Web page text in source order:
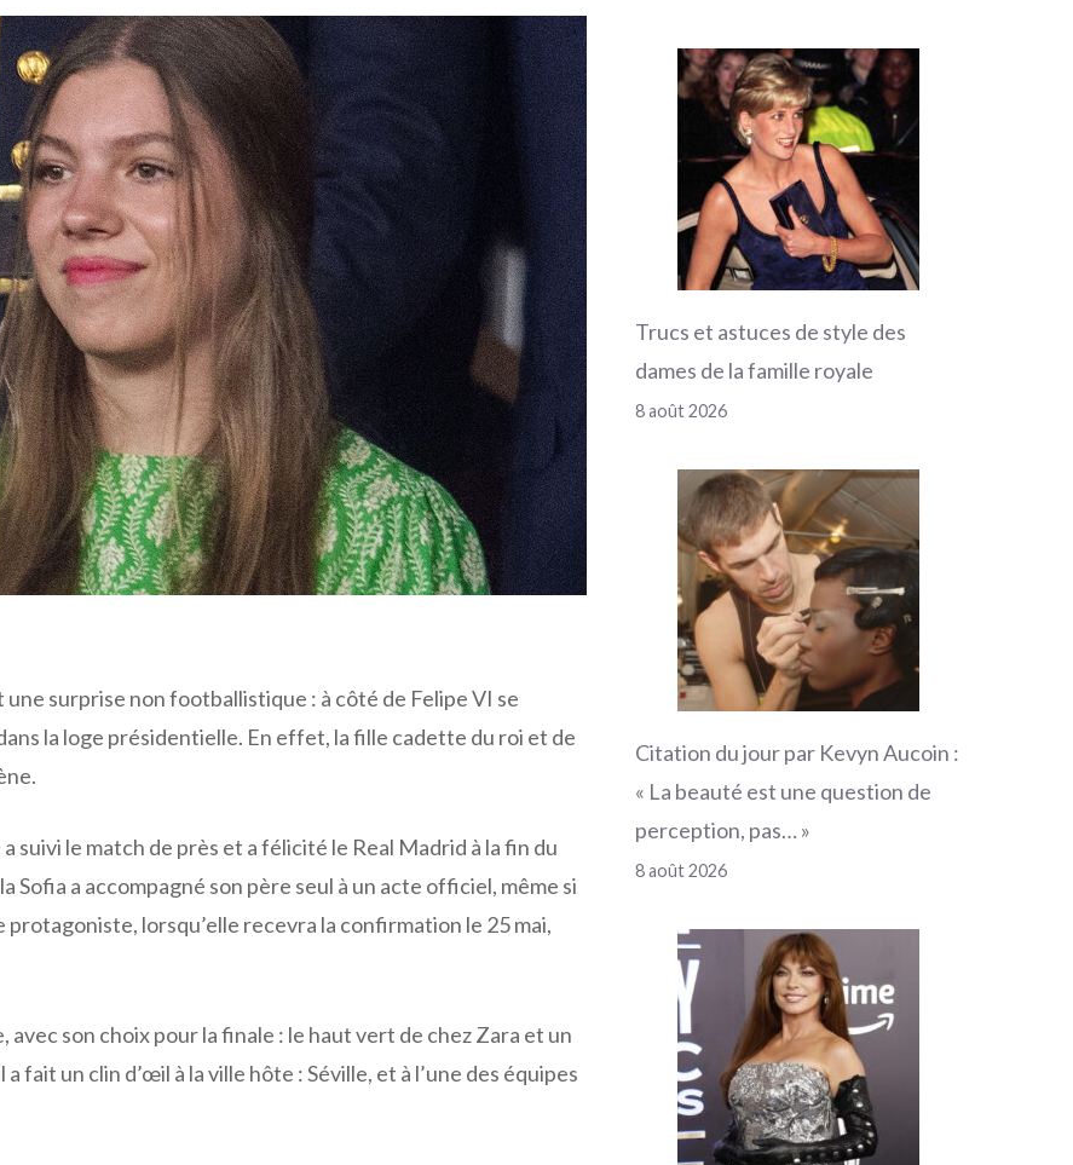
surprise non footballistique : à côté de Felipe VI se
la loge présidentielle. En effet, la fille cadette du roi et de
suivi le match de près et a félicité le Real Madrid à la fin du
Sofia a accompagné son père seul à un acte officiel, même si
lorsqu’elle recevra la confirmation le 25 mai,
avec son choix pour la finale : le haut vert de chez Zara et un
fait un clin d’œil à la ville hôte : Séville, et à l’une des équipes
Trucs et astuces de style des
dames de la famille royale
8 août 2026
Citation du jour par Kevyn Aucoin :
« La beauté est une question de
perception, pas… »
8 août 2026